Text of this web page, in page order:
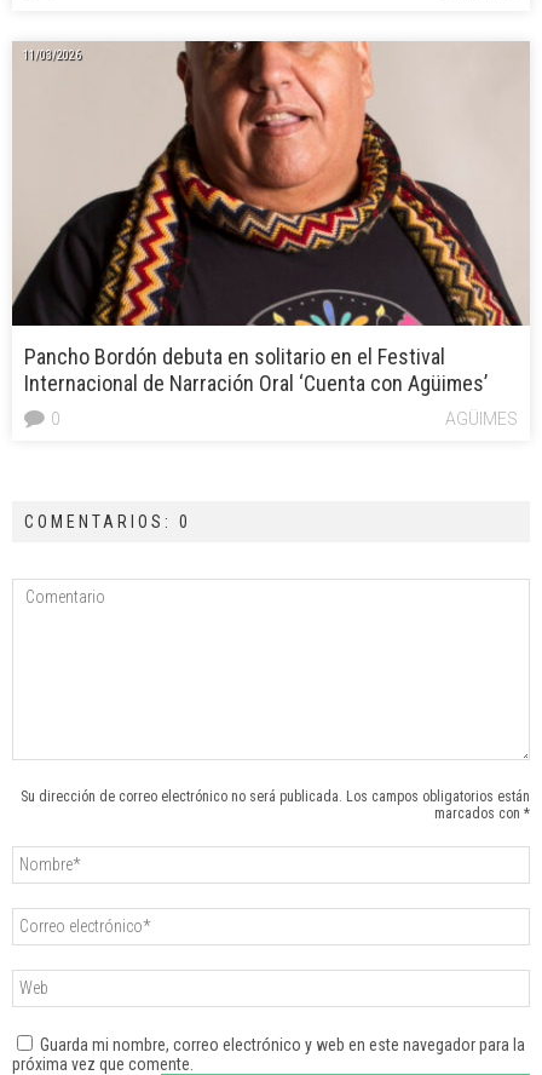
11/03/2026
Pancho Bordón debuta en solitario en el Festival
Internacional de Narración Oral ‘Cuenta con Agüimes’
AGÜIMES
0
COMENTARIOS: 0
Su dirección de correo electrónico no será publicada. Los campos obligatorios están
marcados con *
Guarda mi nombre, correo electrónico y web en este navegador para la
próxima vez que comente.